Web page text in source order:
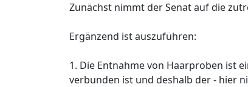
Zunächst nimmt der Senat auf die
Ergänzend ist auszuführen:
1. Die Entnahme von Haarproben ist
verbunden ist und deshalb der - hier